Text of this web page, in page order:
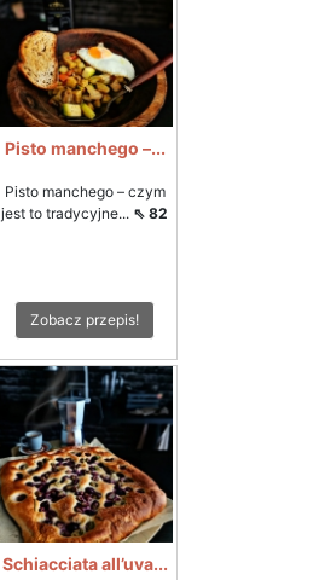
Pisto manchego –...
Pisto manchego – czym
jest to tradycyjne... ⇖ 82
Zobacz przepis!
Schiacciata all’uva...